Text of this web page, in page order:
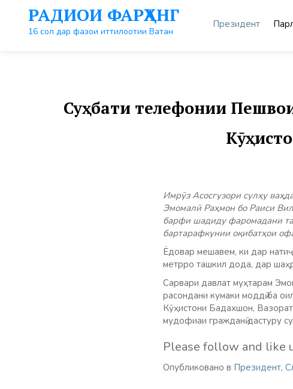
контенту
РАДИОИ ФАРҲАНГ
16 сол дар фазои иттилоотии Ватан
Президент
Суҳбати телефонии
Имрӯз Асосгузори сулҳу
Эмомалӣ Раҳмон бо Раиси
барфи шадиду фаромадани
бартарафкунии оқибатҳои
Ёдовар мешавем, ки дар
метрро ташкил дода, дар
Сарвари давлат муҳтарам
расондани кумаки моддӣ ба
Кӯҳистони Бадахшон,
мудофиаи гражданӣ дастуру
Please follow and like
Опубликовано в Президент,